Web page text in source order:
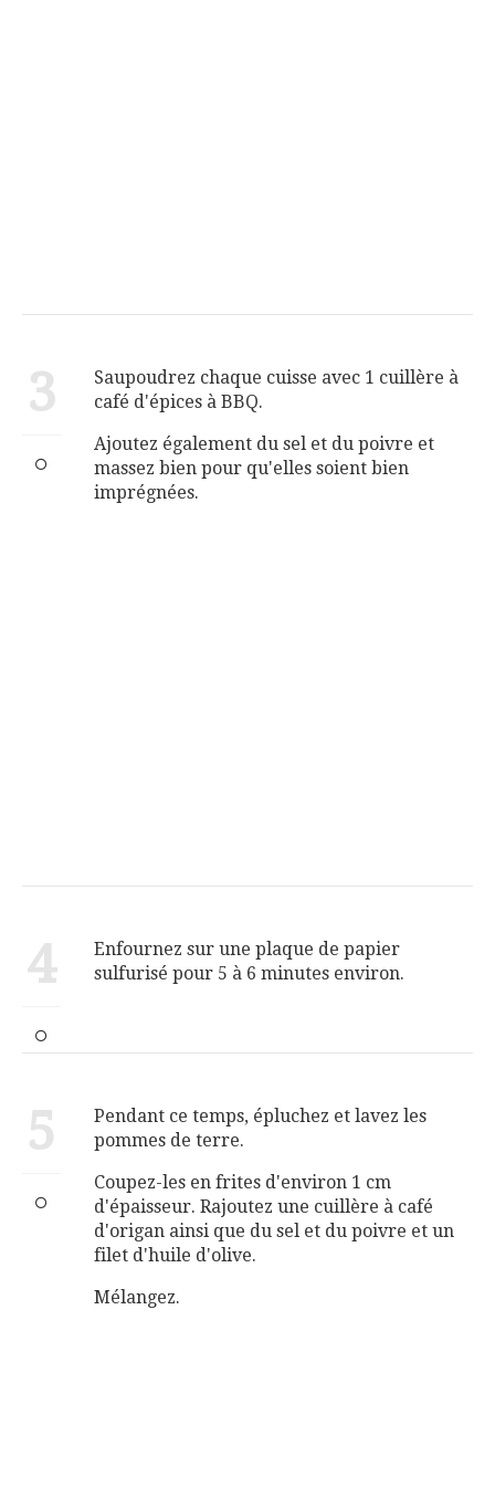
3
Saupoudrez chaque cuisse avec 1 cuillère à
café d'épices à BBQ.
Ajoutez également du sel et du poivre et
massez bien pour qu'elles soient bien
imprégnées.
4
Enfournez sur une plaque de papier
sulfurisé pour 5 à 6 minutes environ.
5
Pendant ce temps, épluchez et lavez les
pommes de terre.
Coupez-les en frites d'environ 1 cm
d'épaisseur. Rajoutez une cuillère à café
d'origan ainsi que du sel et du poivre et un
filet d'huile d'olive.
Mélangez.